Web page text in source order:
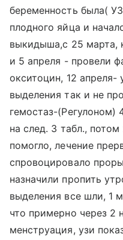
беременность была(
плодного яйца и
выкидыша,с 25 марта,
и 5 апреля - провели
окситоцин, 12 апреля-
выделения так и не
гемостаз-(Регулоном)
на след. 3 табл.,
помогло, лечение
спровоцировало
назначили пропить
выделения все шли, 1
что примерно через 2
менструация, узи